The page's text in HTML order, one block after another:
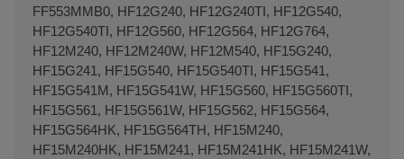
FF553MMB0, HF12G240, HF12G240TI, HF12G540,
HF12G540TI, HF12G560, HF12G564, HF12G764,
HF12M240, HF12M240W, HF12M540, HF15G240,
HF15G241, HF15G540, HF15G540TI, HF15G541,
HF15G541M, HF15G541W, HF15G560, HF15G560TI,
HF15G561, HF15G561W, HF15G562, HF15G564,
HF15G564HK, HF15G564TH, HF15M240,
HF15M240HK, HF15M241, HF15M241HK, HF15M241W,